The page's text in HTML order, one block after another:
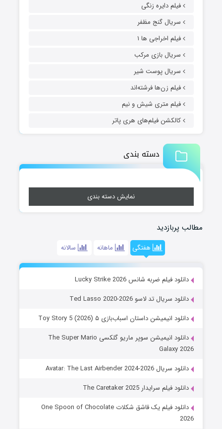
فیلم دایره زنگی
سریال گنج مظفر
فیلم اخراجی ها ۱
سریال بازی مرکب
سریال پوست شیر
فیلم زن‌ها فرشته‌اند
فیلم متری شیش و نیم
کالکشن فیلم‌های هری پاتر
دسته بندی
نمایش دسته بندی
مطالب پربازدید
هفتگی ماهانه سالانه
دانلود فیلم ضربه شانس Lucky Strike 2026
دانلود سریال تد لاسو Ted Lasso 2020-2026
دانلود انیمیشن داستان اسباب‌بازی ۵ Toy Story 5 (2026)
دانلود انیمیشن سوپر ماریو گلکسی The Super Mario
Galaxy 2026
دانلود سریال Avatar: The Last Airbender 2024-2026
دانلود فیلم سرایدار The Caretaker 2025
دانلود فیلم یک قاشق شکلات One Spoon of Chocolate
2026